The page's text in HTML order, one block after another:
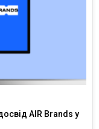
AIR Brands у